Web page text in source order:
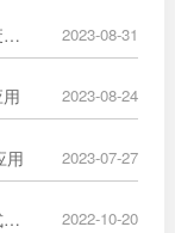
• 擎立案例 | 余热回收器在锅炉烟气、工业废气中的广泛应用 2023-08-31
2023-08-24
用 2023-07-27
• 擎立干货 | 换热效率高达95%的槽内沉浸式换热器 2022-10-20